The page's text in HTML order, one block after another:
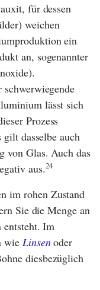
für dessen
weichen
ein
an, sogenannter
schwerwiegende
lässt sich
Prozess
dasselbe auch
von Glas. Auch das
aus.24
im rohen Zustand
Sie die Menge an
Im
wie Linsenoder
diesbezüglich